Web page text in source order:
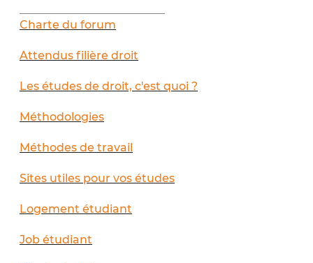
Charte du forum
Attendus filière droit
Les études de droit, c'est quoi ?
Méthodologies
Méthodes de travail
Sites utiles pour vos études
Logement étudiant
Job étudiant